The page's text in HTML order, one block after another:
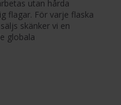
utan hårda
flagar. För varje flaska
säljs skänker vi en
globala